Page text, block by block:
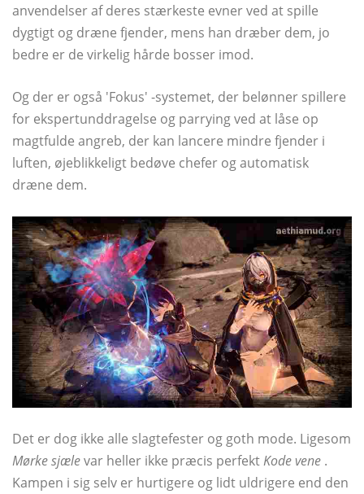
anvendelser af deres stærkeste evner ved at spille
dygtigt og dræne fjender, mens han dræber dem, jo ​​
bedre er de virkelig hårde bosser imod.
Og der er også 'Fokus' -systemet, der belønner spillere
for ekspertunddragelse og parrying ved at låse op
magtfulde angreb, der kan lancere mindre fjender i
luften, øjeblikkeligt bedøve chefer og automatisk
dræne dem.
Det er dog ikke alle slagtefester og goth mode. Ligesom
Mørke sjælevar heller ikke præcis perfektKode vene .
Kampen i sig selv er hurtigere og lidt uldrigere end den